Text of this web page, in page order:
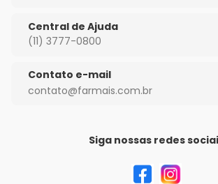
Central de Ajuda
(11) 3777-0800
Contato e-mail
contato@farmais.com.br
Siga nossas redes